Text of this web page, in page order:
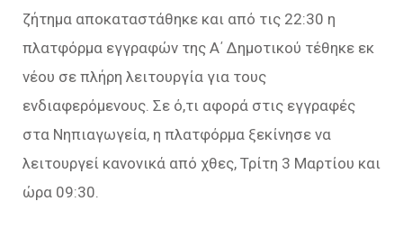
ζήτημα αποκαταστάθηκε και από τις 22:30 η
πλατφόρμα εγγραφών της Α΄ Δημοτικού τέθηκε εκ
νέου σε πλήρη λειτουργία για τους
ενδιαφερόμενους. Σε ό,τι αφορά στις εγγραφές
στα Νηπιαγωγεία, η πλατφόρμα ξεκίνησε να
λειτουργεί κανονικά από χθες, Τρίτη 3 Μαρτίου και
ώρα 09:30.